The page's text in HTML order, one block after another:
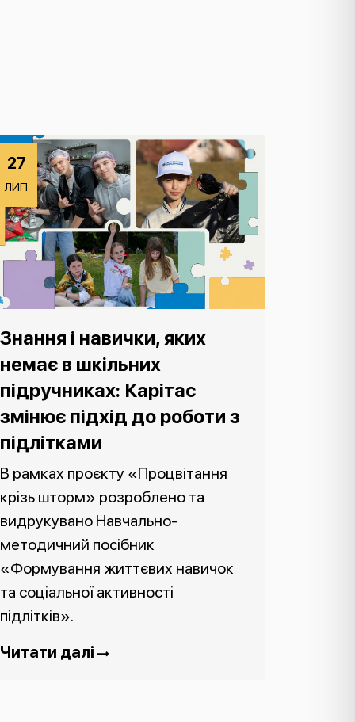
27
ЛИП
Знання і навички, яких
немає в шкільних
підручниках: Карітас
змінює підхід до роботи з
підлітками
В рамках проєкту «Процвітання
крізь шторм» розроблено та
видрукувано Навчально-
методичний посібник
«Формування життєвих навичок
та соціальної активності
підлітків».
Читати далі